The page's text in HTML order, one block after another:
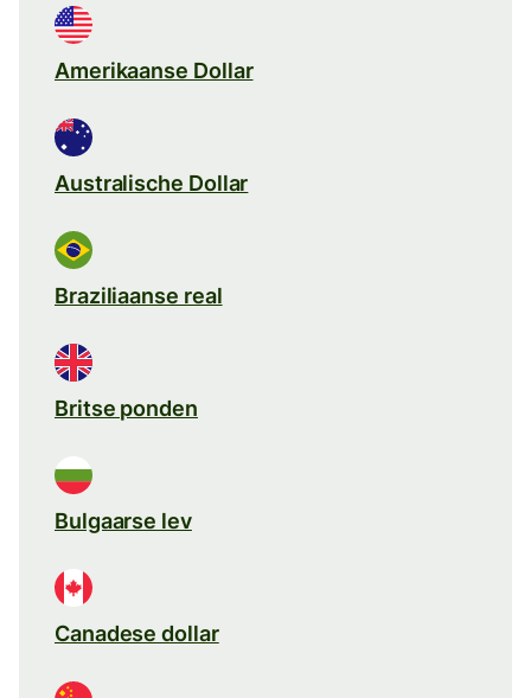
Amerikaanse Dollar
Australische Dollar
Braziliaanse real
Britse ponden
Bulgaarse lev
Canadese dollar